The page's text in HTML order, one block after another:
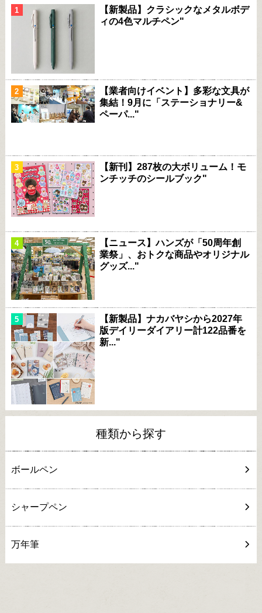
【新製品】クラシックなメタルボデ
ィの4色マルチペン"
【業者向けイベント】多彩な文具が
集結！9月に「ステーショナリー&
ペーパ..."
【新刊】287枚の大ボリューム！モ
ンチッチのシールブック"
【ニュース】ハンズが「50周年創
業祭」、おトクな商品やオリジナル
グッズ..."
【新製品】ナカバヤシから2027年
版デイリーダイアリー計122品番を
新..."
種類から探す
ボールペン
シャープペン
万年筆